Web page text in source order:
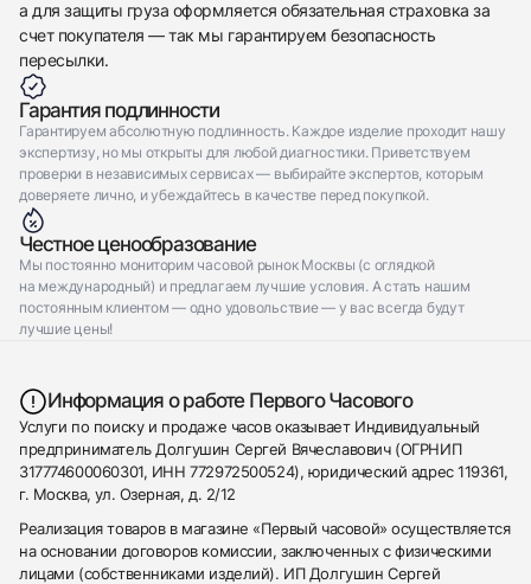
а для защиты груза оформляется обязательная страховка за
счет покупателя — так мы гарантируем безопасность
пересылки.
Гарантия подлинности
Гарантируем абсолютную подлинность. Каждое изделие проходит нашу
экспертизу, но мы открыты для любой диагностики. Приветствуем
проверки в независимых сервисах — выбирайте экспертов, которым
доверяете лично, и убеждайтесь в качестве перед покупкой.
Честное ценообразование
Мы постоянно мониторим часовой рынок Москвы (с оглядкой
на международный) и предлагаем лучшие условия. А стать нашим
постоянным клиентом — одно удовольствие — у вас всегда будут
лучшие цены!
Информация о работе Первого Часового
Услуги по поиску и продаже часов оказывает Индивидуальный
предприниматель Долгушин Сергей Вячеславович (ОГРНИП
317774600060301, ИНН 772972500524), юридический адрес 119361,
г. Москва, ул. Озерная, д. 2/12
Реализация товаров в магазине «Первый часовой» осуществляется
на основании договоров комиссии, заключенных с физическими
лицами (собственниками изделий). ИП Долгушин Сергей